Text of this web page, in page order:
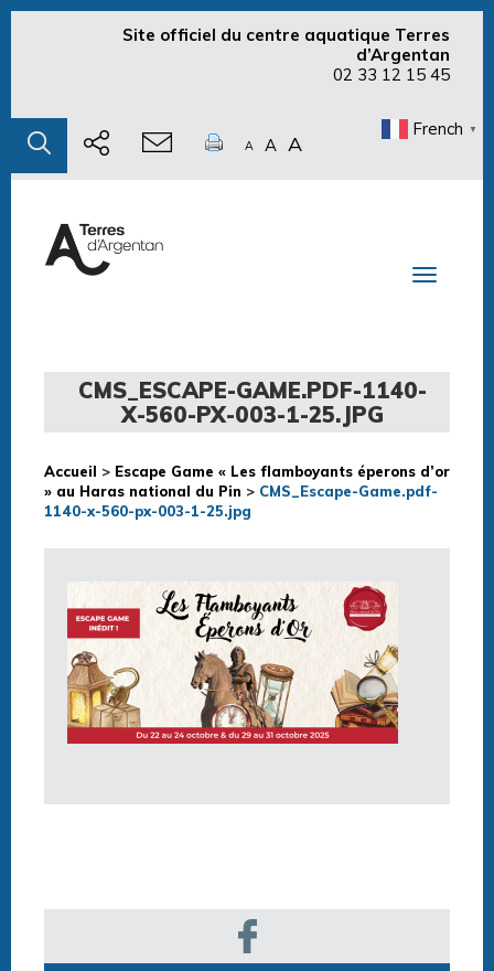
Site officiel du centre aquatique Terres
d’Argentan
02 33 12 15 45
A A A
French ▼
Toggle
CMS_ESCAPE-GAME.PDF-1140-
X-560-PX-003-1-25.JPG
Accueil > Escape Game « Les flamboyants éperons d’or
» au Haras national du Pin > CMS_Escape-Game.pdf-
1140-x-560-px-003-1-25.jpg